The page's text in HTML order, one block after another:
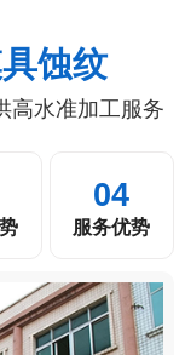
蚀纹
高水准加工服务
04
服务优势